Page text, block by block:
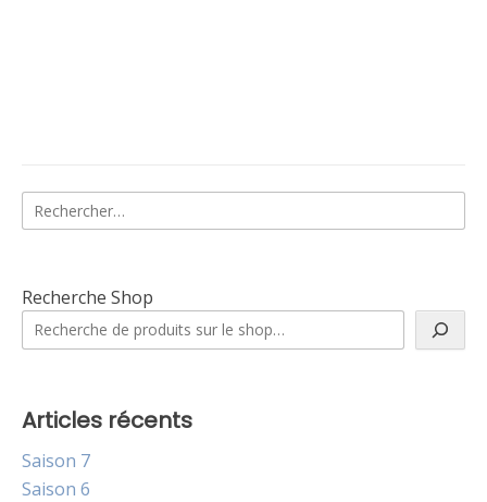
Rechercher :
Recherche Shop
Articles récents
Saison 7
Saison 6